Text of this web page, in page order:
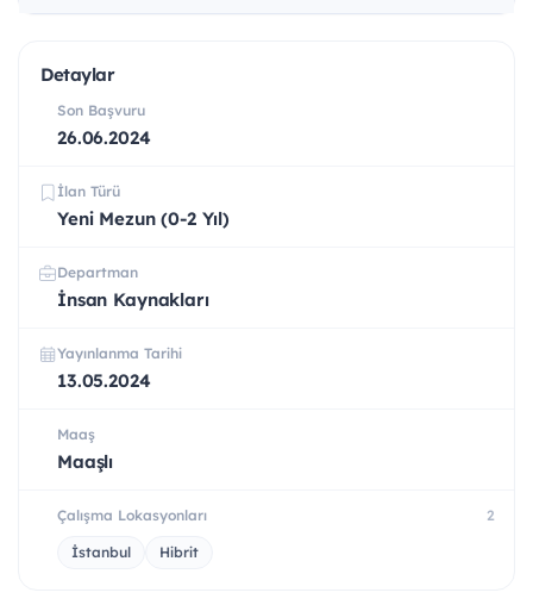
Detaylar
Son Başvuru
26.06.2024
İlan Türü
Yeni Mezun (0-2 Yıl)
Departman
İnsan Kaynakları
Yayınlanma Tarihi
13.05.2024
Maaş
Maaşlı
Çalışma Lokasyonları 2
İstanbul Hibrit